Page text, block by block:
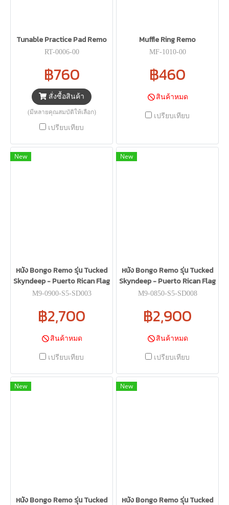
Tunable Practice Pad Remo
RT-0006-00
฿760
สั่งซื้อสินค้า
(มีหลายคุณสมบัติให้เลือก)
เปรียบเทียบ
Muffle Ring Remo
MF-1010-00
฿460
สินค้าหมด
เปรียบเทียบ
New
หนัง Bongo Remo รุ่น Tucked
Skyndeep - Puerto Rican Flag
M9-0900-S5-SD003
฿2,700
สินค้าหมด
เปรียบเทียบ
New
หนัง Bongo Remo รุ่น Tucked
Skyndeep - Puerto Rican Flag
M9-0850-S5-SD008
฿2,900
สินค้าหมด
เปรียบเทียบ
New
หนัง Bongo Remo รุ่น Tucked
New
หนัง Bongo Remo รุ่น Tucked